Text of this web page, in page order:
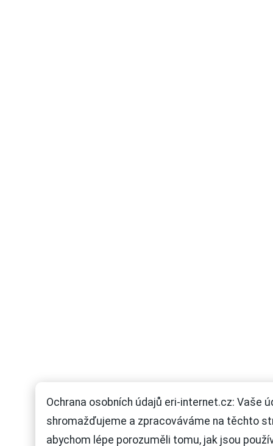
Ochrana osobních údajů eri-internet.cz: Vaše
shromažďujeme a zpracováváme na těchto
abychom lépe porozuměli tomu, jak jsou